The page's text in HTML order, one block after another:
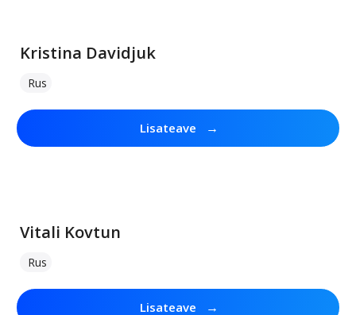
Kristina Davidjuk
Rus
Lisateave →
Vitali Kovtun
Rus
Lisateave →